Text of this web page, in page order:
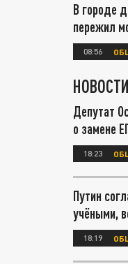
В городе
пережил
08:56
Депутат
о замене
18:23
Путин
учёными,
18:19